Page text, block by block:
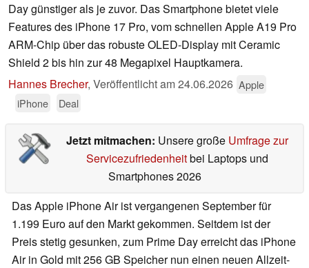
Day günstiger als je zuvor. Das Smartphone bietet viele
Features des iPhone 17 Pro, vom schnellen Apple A19 Pro
ARM-Chip über das robuste OLED-Display mit Ceramic
Shield 2 bis hin zur 48 Megapixel Hauptkamera.
Hannes Brecher, Veröffentlicht am24.06.2026 Apple
iPhone
Deal
Jetzt mitmachen: Unsere große Umfrage zur
Servicezufriedenheitbei Laptops und
Smartphones 2026
Das Apple iPhone Air ist vergangenen September für
1.199 Euro auf den Markt gekommen. Seitdem ist der
Preis stetig gesunken, zum Prime Day erreicht das iPhone
Air in Gold mit 256 GB Speicher nun einen neuen Allzeit-